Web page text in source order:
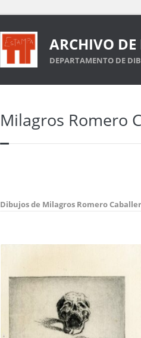
ARCHIVO DE
DEPARTAMENTO DE
Milagros Romero
Dibujos de Milagros Romero